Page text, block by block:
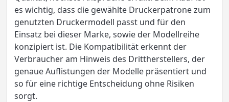
es wichtig, dass die gewählte Druckerpatrone zum
genutzten Druckermodell passt und für den
Einsatz bei dieser Marke, sowie der Modellreihe
konzipiert ist. Die Kompatibilität erkennt der
Verbraucher am Hinweis des Drittherstellers, der
genaue Auflistungen der Modelle präsentiert und
so für eine richtige Entscheidung ohne Risiken
sorgt.